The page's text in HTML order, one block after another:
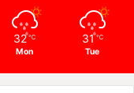
32 ℃
Mon
31 ℃
Tue